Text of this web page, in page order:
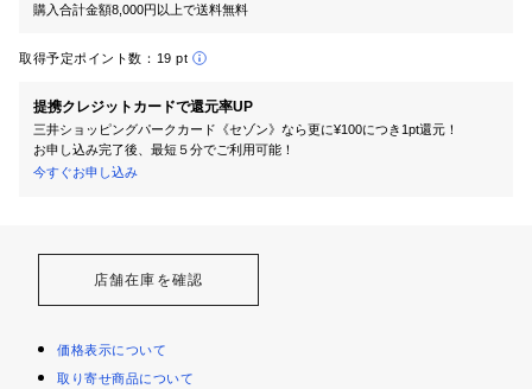
購入合計金額8,000円以上で送料無料
取得予定ポイント数： 19 pt
提携クレジットカードで還元率UP
三井ショッピングパークカード《セゾン》なら更に¥100につき1pt還元！
お申し込み完了後、最短５分でご利用可能！
今すぐお申し込み
店舗在庫を確認
価格表示について
取り寄せ商品について